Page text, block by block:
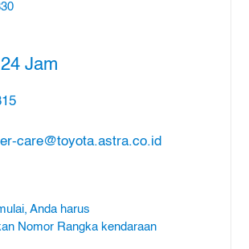
Jam
care@toyota.astra.co.id
Anda harus
Nomor Rangka kendaraan